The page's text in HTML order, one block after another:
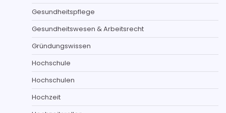
Gesundheitspflege
Gesundheitswesen & Arbeitsrecht
Gründungswissen
Hochschule
Hochschulen
Hochzeit